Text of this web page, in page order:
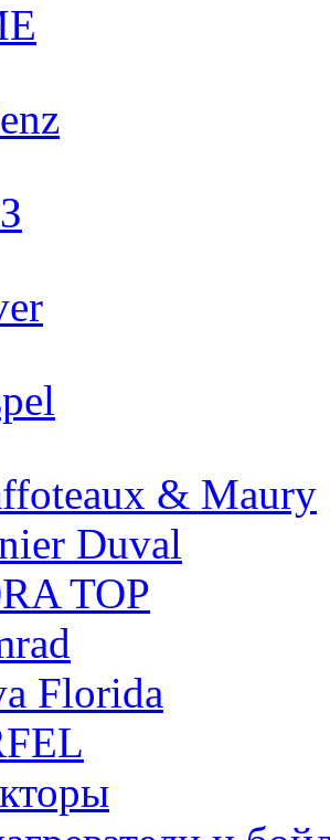
& Maury
Duval
TOP
Florida